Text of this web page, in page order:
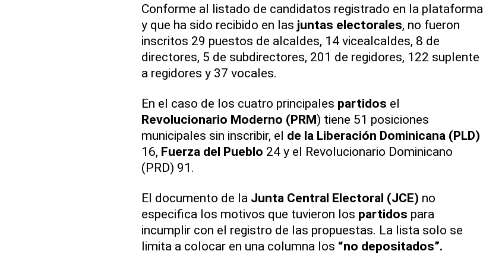
Conforme al listado de candidatos registrado en la plataforma
y que ha sido recibido en las juntas electorales, no fueron
inscritos 29 puestos de alcaldes, 14 vicealcaldes, 8 de
directores, 5 de subdirectores, 201 de regidores, 122 suplente
a regidores y 37 vocales.
En el caso de los cuatro principales partidos el
Revolucionario Moderno (PRM) tiene 51 posiciones
municipales sin inscribir, el de la Liberación Dominicana (PLD)
16, Fuerza del Pueblo 24 y el Revolucionario Dominicano
(PRD) 91.
El documento de la Junta Central Electoral (JCE) no
especifica los motivos que tuvieron los partidos para
incumplir con el registro de las propuestas. La lista solo se
limita a colocar en una columna los “no depositados”.